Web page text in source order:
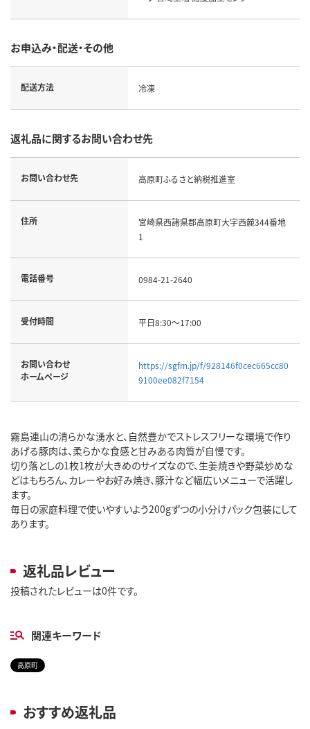
お申込み・配送・その他
配送方法 冷凍
返礼品に関するお問い合わせ先
お問い合わせ先 高原町ふるさと納税推進室
住所
宮崎県西諸県郡高原町大字西麓344番地
1
電話番号 0984-21-2640
受付時間 平日8:30～17:00
お問い合わせ
ホームページ
https://sgfm.jp/f/928146f0cec665cc80
9100ee082f7154
霧島連山の清らかな湧水と、自然豊かでストレスフリーな環境で作り
あげる豚肉は、柔らかな食感と甘みある肉質が自慢です。
切り落としの1枚1枚が大きめのサイズなので、生姜焼きや野菜炒めな
どはもちろん、カレーやお好み焼き、豚汁など幅広いメニューで活躍し
ます。
毎日の家庭料理で使いやすいよう200gずつの小分けパック包装にして
あります。
返礼品レビュー
投稿されたレビューは0件です。
関連キーワード
高原町
おすすめ返礼品